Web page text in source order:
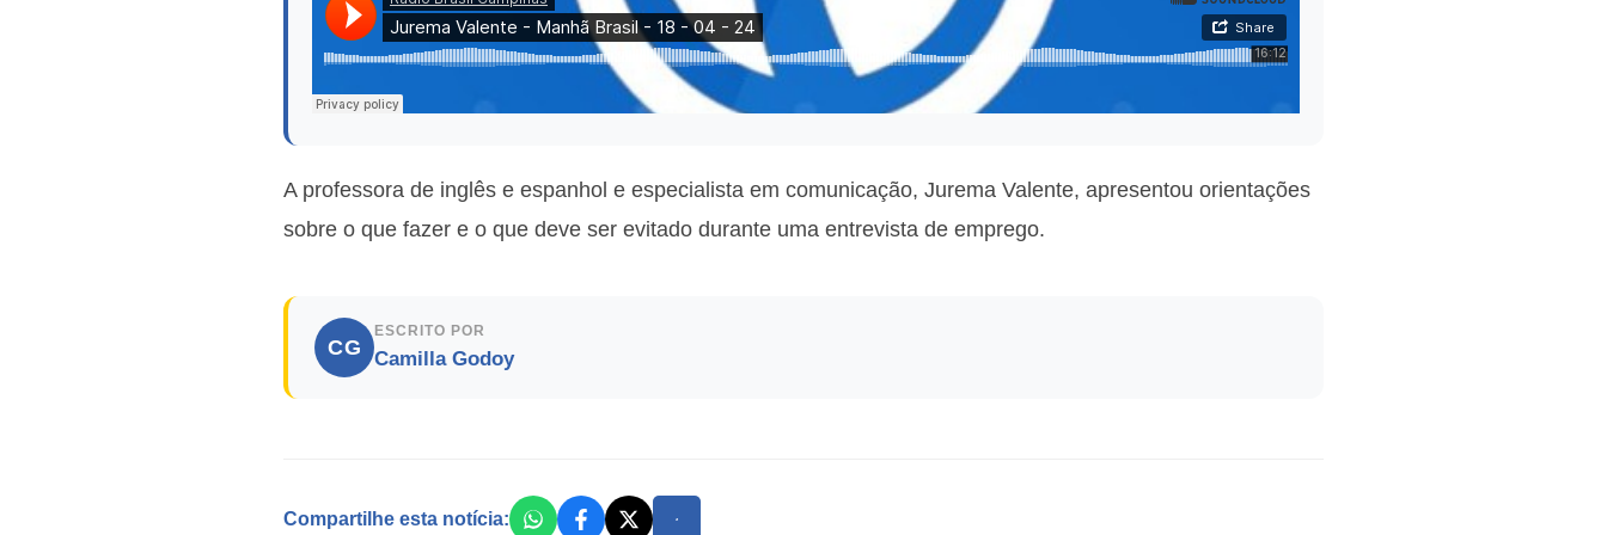
A professora de inglês e espanhol e especialista em comunicação, Jurema Valente, apresentou orientações
sobre o que fazer e o que deve ser evitado durante uma entrevista de emprego.
CG
ESCRITO POR
Camilla Godoy
Compartilhe esta notícia: